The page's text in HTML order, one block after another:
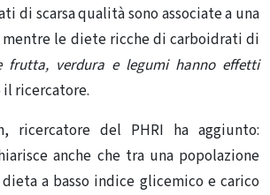
di scarsa qualità sono associate a una
le diete ricche di carboidrati di
frutta, verdura e legumi hanno effetti
ricercatore.
ricercatore del PHRI ha aggiunto:
anche che tra una popolazione
a basso indice glicemico e carico